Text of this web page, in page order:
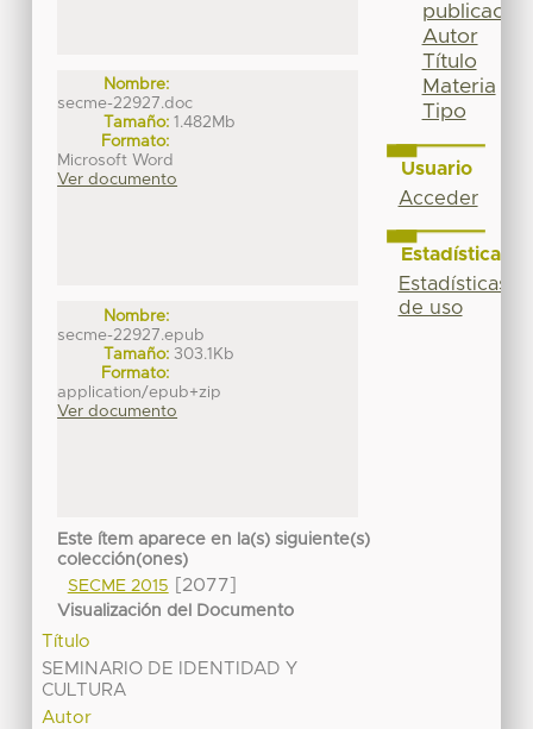
Nombre:
secme-22927.doc
Tamaño: 1.482Mb
Formato:
Microsoft Word
Ver documento
Nombre:
secme-22927.epub
Tamaño: 303.1Kb
Formato:
application/epub+zip
Ver documento
Este ítem aparece en la(s) siguiente(s)
colección(ones)
SECME 2015
[2077]
Visualización del Documento
Título
SEMINARIO DE IDENTIDAD Y
CULTURA
Autor
publicación
Autor
Título
Materia
Tipo
Usuario
Acceder
Estadísticas
Estadísticas
de uso